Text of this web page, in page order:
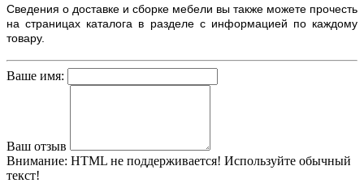
Сведения о доставке и сборке мебели вы также можете прочесть
на страницах каталога в разделе с информацией по каждому
товару.
Ваше имя:
Ваш отзыв
Внимание: HTML не поддерживается! Используйте обычный
текст!